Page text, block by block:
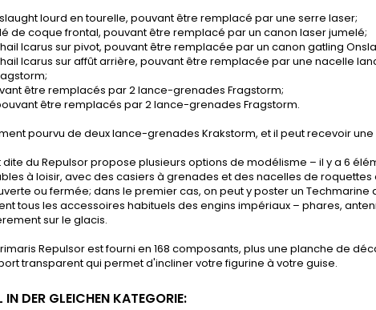
lourd en tourelle, pouvant être remplacé par une serre laser;
de coque frontal, pouvant être remplacé par un canon laser jumelé;
Icarus sur pivot, pouvant être remplacée par un canon gatling
Icarus sur affût arrière, pouvant être remplacée par une nacelle
être remplacés par 2 lance-grenades Fragstorm;
être remplacés par 2 lance-grenades Fragstorm.
pourvu de deux lance-grenades Krakstorm, et il peut recevoir
du Repulsor propose plusieurs options de modélisme – il y a 6
à loisir, avec des casiers à grenades et des nacelles de
ou fermée; dans le premier cas, on peut y poster un
tous les accessoires habituels des engins impériaux – phares,
sur le glacis.
Repulsor est fourni en 168 composants, plus une planche de
transparent qui permet d'incliner votre figurine à votre guise.
IN DER GLEICHEN KATEGORIE: